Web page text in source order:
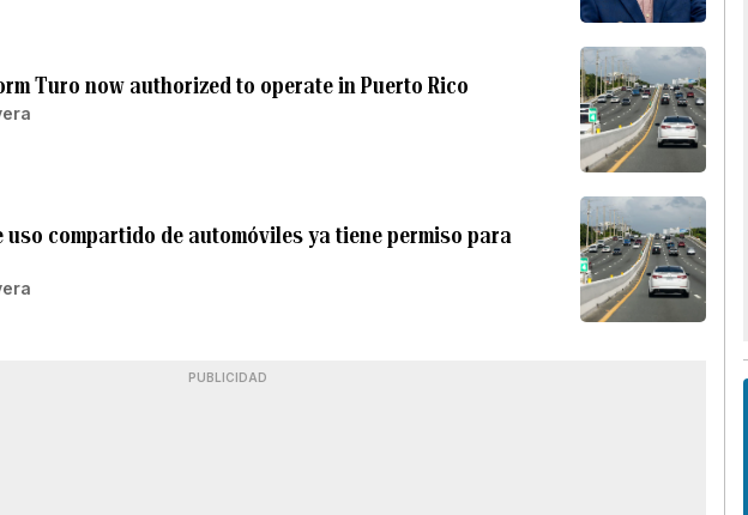
Turo now authorized to operate in Puerto Rico
uso compartido de automóviles ya tiene permiso para
PUBLICIDAD